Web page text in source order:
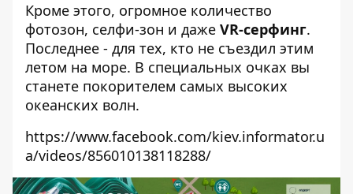
Кроме этого, огромное количество
фотозон, селфи-зон и даже VR-серфинг.
Последнее - для тех, кто не съездил этим
летом на море. В специальных очках вы
станете покорителем самых высоких
океанских волн.
https://www.facebook.com/kiev.informator.u
a/videos/856010138118288/